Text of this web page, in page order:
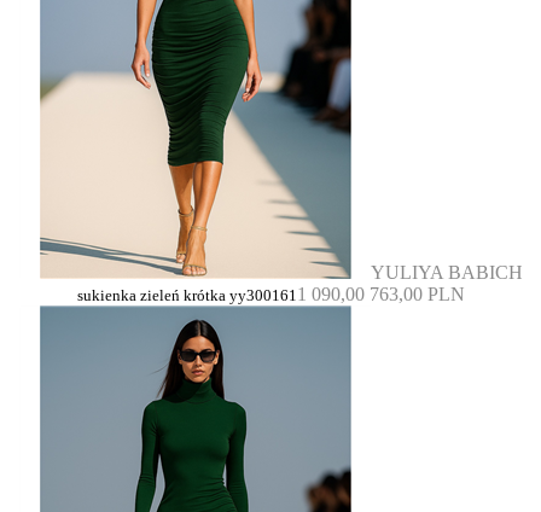
YULIYA BABICH
sukienka zieleń krótka yy3001611 090,00 763,00 PLN